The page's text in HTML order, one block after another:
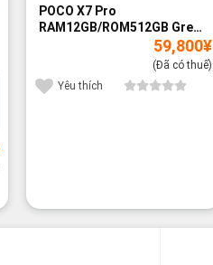
POCO X7 Pro
RAM12GB/ROM512GB Green
SIM FREE - Nguyên hộp59,800¥
(Đã có thuế)
Yêu thích